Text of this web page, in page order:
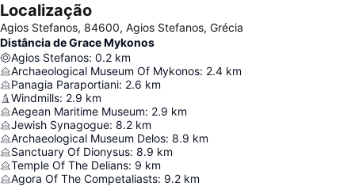
Localização
Agios Stefanos, 84600, Agios Stefanos, Grécia
Distância de Grace Mykonos
Agios Stefanos: 0.2 km
Archaeological Museum Of Mykonos: 2.4 km
Panagia Paraportiani: 2.6 km
Windmills: 2.9 km
Aegean Maritime Museum: 2.9 km
Jewish Synagogue: 8.2 km
Archaeological Museum Delos: 8.9 km
Sanctuary Of Dionysus: 8.9 km
Temple Of The Delians: 9 km
Agora Of The Competaliasts: 9.2 km